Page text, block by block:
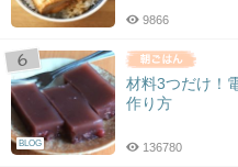
9866
BLOG
材料3つだけ！
作り方
136780